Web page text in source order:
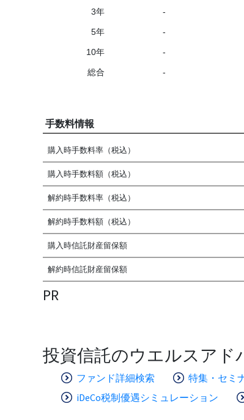
3年 -
5年 -
10年 -
総合 -
手数料情報
購入時手数料率（税込）
購入時手数料額（税込）
解約時手数料率（税込）
解約時手数料額（税込）
購入時信託財産留保額
解約時信託財産留保額
PR
投資信託のウエルスアド
ファンド詳細検索 特集・セミ
iDeCo税制優遇シミュレーション